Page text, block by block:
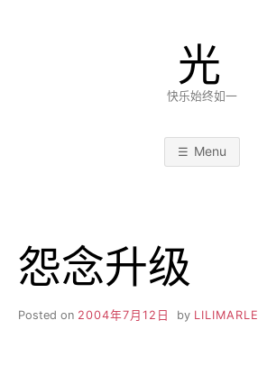
光
快乐始终如一
Menu
怨念升级
Posted on 2004年7月12日 by